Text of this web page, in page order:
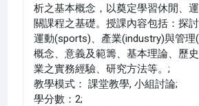
析之基本概念，以奠定學習休閒、
關課程之基礎。授課內容包括：探討
運動(sports)、產業(industry)與管理
概念、意義及範籌、基本理論、歷
業之實務經驗、研究方法等。;
教學模式： 課堂教學, 小組討論;
學分數：2;